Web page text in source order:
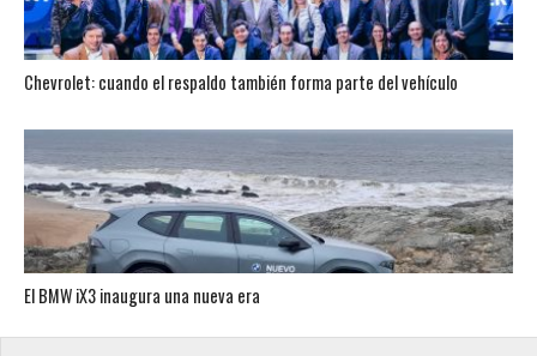
Chevrolet: cuando el respaldo también forma parte del vehículo
El BMW iX3 inaugura una nueva era